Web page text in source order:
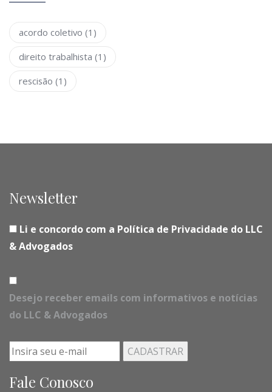
acordo coletivo (1)
direito trabalhista (1)
rescisão (1)
Newsletter
Li e concordo com a Política de Privacidade do LLC
& Advogados
Desejo receber emails com informativos e notícias
do LLC & Advogados
Fale Conosco